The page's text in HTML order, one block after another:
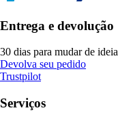
Entrega e devolução
30 dias para mudar de ideia
Devolva seu pedido
Trustpilot
Serviços